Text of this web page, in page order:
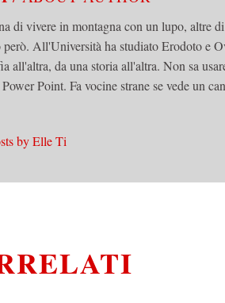
di vivere in montagna con un lupo, altre
All'Università ha studiato Erodoto e
all'altra, da una storia all'altra. Non sa
Point. Fa vocine strane se vede un
by Elle Ti